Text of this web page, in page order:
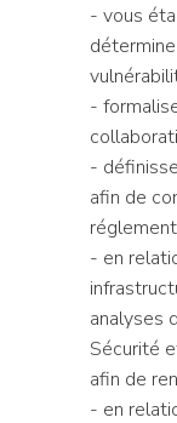
- vous
-
-
afin de
- en
analyses
Sécurité
afin de
- en